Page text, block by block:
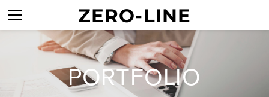
ZERO-LINE
PORTFOLIO
HOME
ABOUT
TALENT
SERVICES
PORTFOLIO